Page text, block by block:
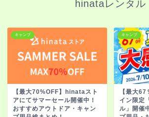
hinataレンタル
キャンプ
【最大70%OFF】hinataスト
アにてサマーセール開催中！
おすすめアウトドア・キャン
キャンプ
【最大
イン限定
ル」開催